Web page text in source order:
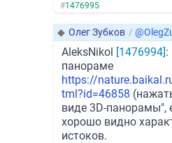
#1476995
◆ Олег Зубков /
AleksNikol [1476994]:
панораме
https://
tml?id=46858
виде 3D-панорамы",
хорошо видно
истоков.